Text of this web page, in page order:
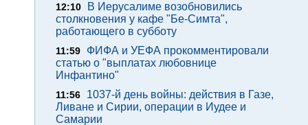
12:10
В Иерусалиме возобновились
столкновения у кафе "Бе-Симта",
работающего в субботу
11:59
ФИФА и УЕФА прокомментировали
статью о "выплатах любовнице
Инфантино"
11:56
1037-й день войны: действия в Газе,
Ливане и Сирии, операции в Иудее и
Самарии